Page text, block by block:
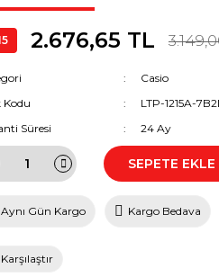
2.676,65 TL
Casio
Kodu
LTP-1215A-
Süresi
24 Ay
SEPETE EKLE
Aynı Gün Kargo Kargo Bedava
Karşılaştır